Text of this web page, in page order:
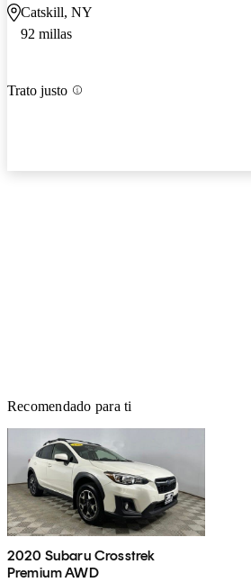
Catskill, NY
92 millas
Trato justo
Recomendado para ti
2020 Subaru Crosstrek
Premium AWD